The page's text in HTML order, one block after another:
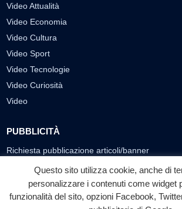
Video Attualità
Video Economia
Video Cultura
Video Sport
Video Tecnologie
Video Curiosità
Video
PUBBLICITÀ
Richiesta pubblicazione articoli/banner
SEGUICI SUI SOCIAL
f ◎ ▶
Questo sito utilizza cookie, anche di
personalizzare i contenuti come widget
funzionalità del sito, opzioni Facebook,